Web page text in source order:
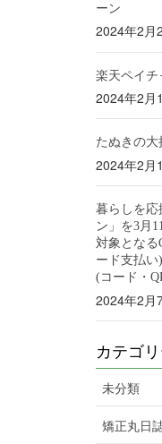
ーン
2024年2月
楽天ペイチ
2024年2月
たぬきの
2024年2月
暮らしを応
ン」を3月
対象となる
ード支払い
(コード・
2024年2月
カテゴ
未分類
矯正丸日